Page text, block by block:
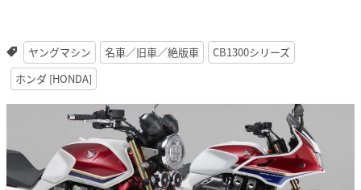
ヤングマシン 名車／旧車／絶版車
CB1300シリーズ
ホンダ [HONDA]